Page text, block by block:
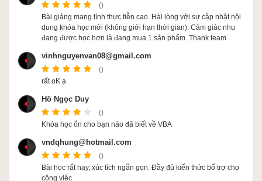
()
Bài giảng mang tính thực tiễn cao. Hài lòng với sự cập nhật nội
dung khóa học mới (không giới hạn thời gian). Cảm giác nhu
đang được học hơn là đang mua 1 sản phẩm. Thank team.
vinhnguyenvan08@gmail.com
()
rất oK ạ
Hồ Ngọc Duy
()
Khóa học ổn cho bạn nào đã biết về VBA
vndqhung@hotmail.com
()
Bài học rất hay, xúc tích ngắn gọn. Đầy đủ kiến thức bổ trợ cho
công việc